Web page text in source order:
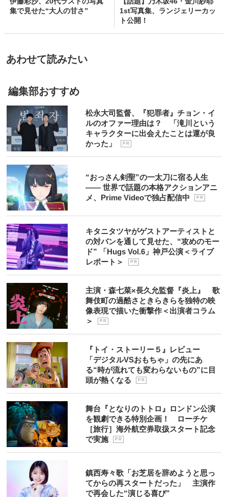
集で見せた“大人の甘さ”
1st写真集、ランジェリーカッ
ト公開！
あわせて読みたい
編集部おすすめ
松永大司監督、『犯罪者』チョン・イ
ルのオファー理由は？ 「滝川という
キャラクターに出会えたことは運が良
かった」
P R
“おっさん剣聖”の一太刀に宿る人生
―― 世界で話題の本格アクションアニ
メ、Prime Videoで独占配信中
P R
キタニタツヤがゲストアーティストと
の対バンを通して見せた、“攻めのモー
ド” 「Hugs Vol.6」神戸公演＜ライブ
レポート＞
P R
主演・森七菜×長久允監督『炎上』 歌
舞伎町の過酷さときらきらを独特の映
像表現で描いた衝撃作＜出演者コラム
＞
P R
『トイ・ストーリー５』レビュー
「デジタルVSおもちゃ」の先にあ
る“時が流れても変わらないもの”に目
頭が熱くなる
P R
舞台『となりのトトロ』ロンドン公演
を観劇できる特別企画！ ローチケ
［旅行］海外航空券取扱スタート記念
で実施
P R
鎮西寿々歌「お芝居を辞めようと思っ
てからの再スタートだった」 主演作
で再会した“演じる喜び”